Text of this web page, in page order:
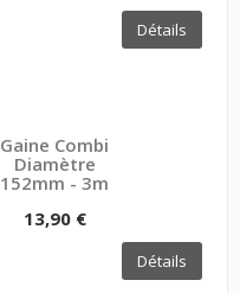
Détails
Gaine Combi
Diamètre
152mm - 3m
13,90 €
Détails